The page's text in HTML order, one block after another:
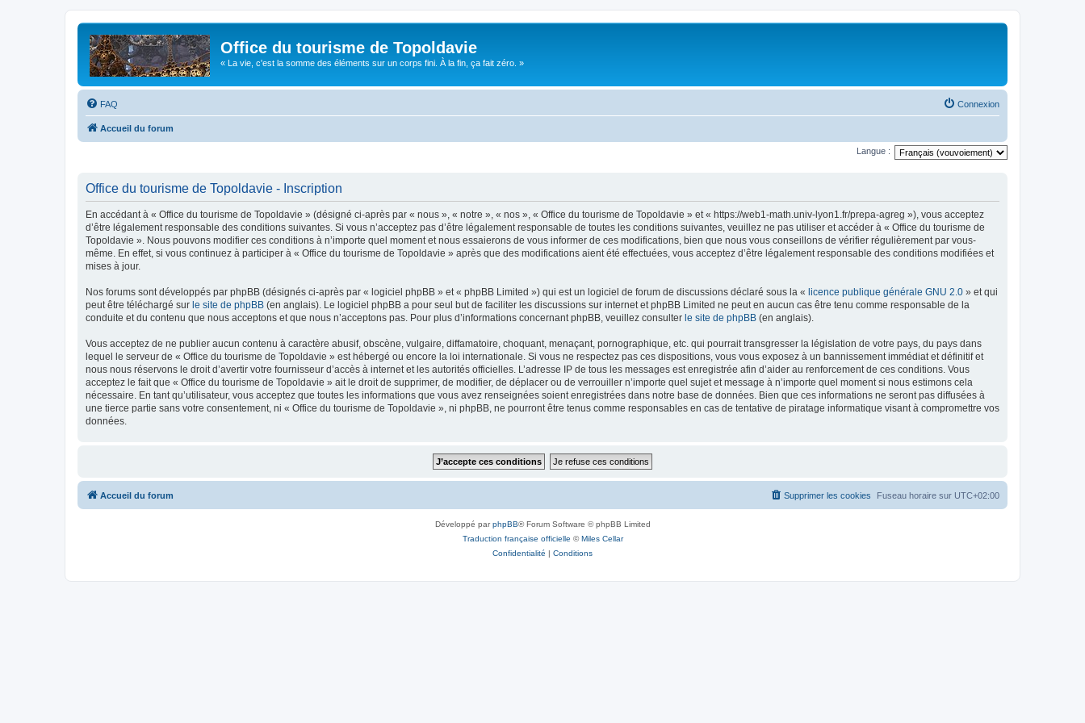
Office du tourisme de Topoldavie
« La vie, c'est la somme des éléments sur un corps fini. À la fin, ça fait zéro. »
FAQ Connexion
Accueil du forum
Langue :
Office du tourisme de Topoldavie - Inscription
En accédant à « Office du tourisme de Topoldavie » (désigné ci-après par « nous », « notre », « nos », « Office du tourisme de Topoldavie » et « https://web1-math.univ-lyon1.fr/prepa-agreg »), vous acceptez
d’être légalement responsable des conditions suivantes. Si vous n’acceptez pas d’être légalement responsable de toutes les conditions suivantes, veuillez ne pas utiliser et accéder à « Office du tourisme de
Topoldavie ». Nous pouvons modifier ces conditions à n’importe quel moment et nous essaierons de vous informer de ces modifications, bien que nous vous conseillons de vérifier régulièrement par vous-
même. En effet, si vous continuez à participer à « Office du tourisme de Topoldavie » après que des modifications aient été effectuées, vous acceptez d’être légalement responsable des conditions modifiées et
mises à jour.
Nos forums sont développés par phpBB (désignés ci-après par « logiciel phpBB » et « phpBB Limited ») qui est un logiciel de forum de discussions déclaré sous la « licence publique générale GNU 2.0 » et qui
peut être téléchargé sur le site de phpBB (en anglais). Le logiciel phpBB a pour seul but de faciliter les discussions sur internet et phpBB Limited ne peut en aucun cas être tenu comme responsable de la
conduite et du contenu que nous acceptons et que nous n’acceptons pas. Pour plus d’informations concernant phpBB, veuillez consulter le site de phpBB (en anglais).
Vous acceptez de ne publier aucun contenu à caractère abusif, obscène, vulgaire, diffamatoire, choquant, menaçant, pornographique, etc. qui pourrait transgresser la législation de votre pays, du pays dans
lequel le serveur de « Office du tourisme de Topoldavie » est hébergé ou encore la loi internationale. Si vous ne respectez pas ces dispositions, vous vous exposez à un bannissement immédiat et définitif et
nous nous réservons le droit d’avertir votre fournisseur d’accès à internet et les autorités officielles. L’adresse IP de tous les messages est enregistrée afin d’aider au renforcement de ces conditions. Vous
acceptez le fait que « Office du tourisme de Topoldavie » ait le droit de supprimer, de modifier, de déplacer ou de verrouiller n’importe quel sujet et message à n’importe quel moment si nous estimons cela
nécessaire. En tant qu’utilisateur, vous acceptez que toutes les informations que vous avez renseignées soient enregistrées dans notre base de données. Bien que ces informations ne seront pas diffusées à
une tierce partie sans votre consentement, ni « Office du tourisme de Topoldavie », ni phpBB, ne pourront être tenus comme responsables en cas de tentative de piratage informatique visant à compromettre vos
données.
Accueil du forum Fuseau horaire sur UTC+02:00
Supprimer les cookies
Développé parphpBB® Forum Software © phpBB Limited
Traduction française officielle ©Miles Cellar
Confidentialité | Conditions